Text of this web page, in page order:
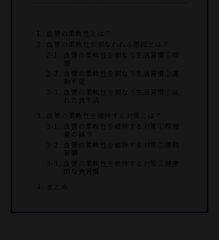
血管の柔軟性とは？
血管の柔軟性が損なわれる原因とは？
血管の柔軟性を損なう生活習慣①喫
煙
血管の柔軟性を損なう生活習慣②運
動不足
血管の柔軟性を損なう生活習慣③乱
れた食生活
血管の柔軟性を維持する対策とは？
血管の柔軟性を維持する対策①喫煙
量の減少
血管の柔軟性を維持する対策②運動
習慣
血管の柔軟性を維持する対策③健康
的な食習慣
まとめ